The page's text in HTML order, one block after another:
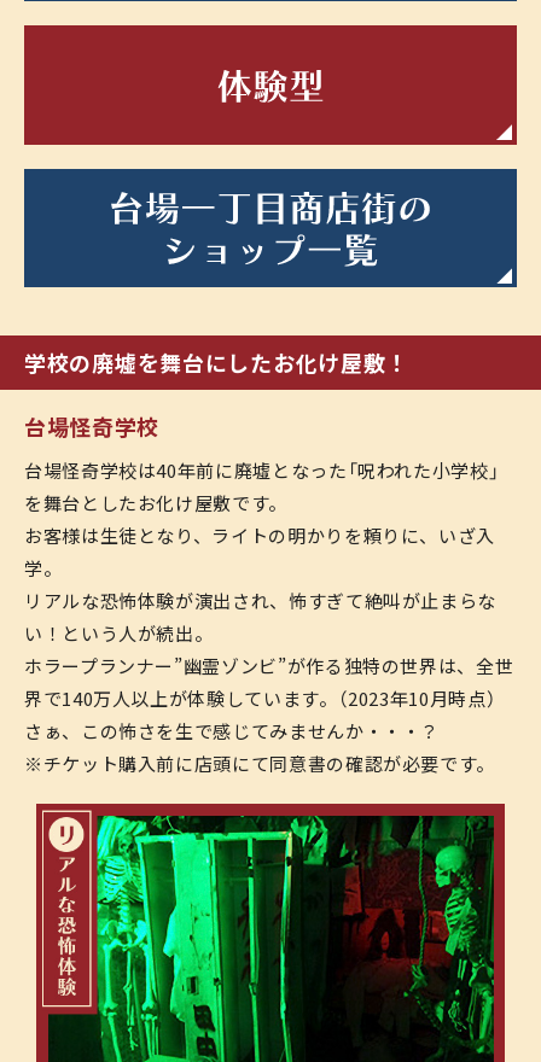
学校の廃墟を舞台にしたお化け屋敷！
台場怪奇学校
台場怪奇学校は40年前に廃墟となった「呪われた小学校」
を舞台としたお化け屋敷です。
お客様は生徒となり、ライトの明かりを頼りに、いざ入
学。
リアルな恐怖体験が演出され、怖すぎて絶叫が止まらな
い！という人が続出。
ホラープランナー”幽霊ゾンビ”が作る独特の世界は、全世
界で140万人以上が体験しています。（2023年10月時点）
さぁ、この怖さを生で感じてみませんか・・・？
※チケット購入前に店頭にて同意書の確認が必要です。